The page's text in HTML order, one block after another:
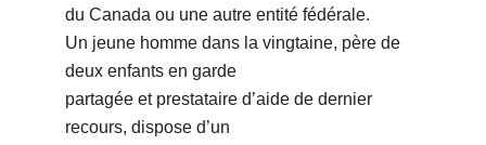
du Canada ou une autre entité fédérale.
Un jeune homme dans la vingtaine, père de
deux enfants en garde
partagée et prestataire d’aide de dernier
recours, dispose d’un